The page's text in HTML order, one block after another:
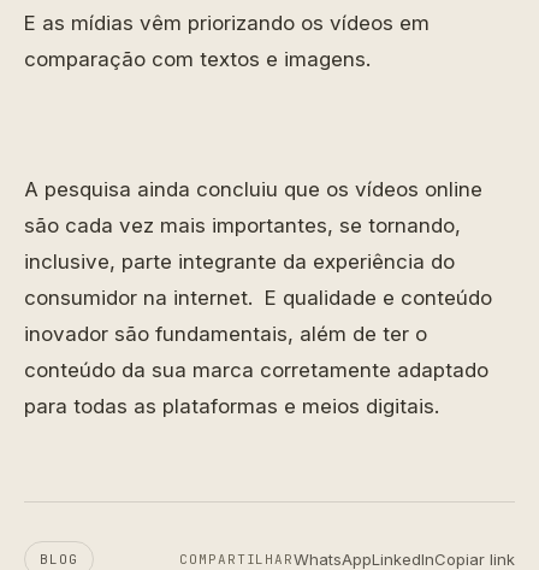
E as mídias vêm priorizando os vídeos em
comparação com textos e imagens.
A pesquisa ainda concluiu que os vídeos online
são cada vez mais importantes, se tornando,
inclusive, parte integrante da experiência do
consumidor na internet. E qualidade e conteúdo
inovador são fundamentais, além de ter o
conteúdo da sua marca corretamente adaptado
para todas as plataformas e meios digitais.
BLOG COMPARTILHARWhatsAppLinkedInCopiar link